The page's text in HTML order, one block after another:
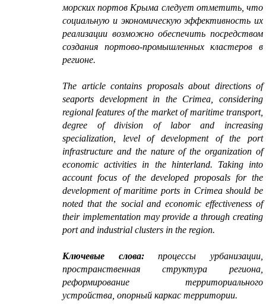
морских портов Крыма следует отметить, что
социальную и экономическую эффективность их
реализации возможно обеспечить посредством
создания портово-промышленных кластеров в
регионе.
The article contains proposals about directions of
seaports development in the Crimea, considering
regional features of the market of maritime transport,
degree of division of labor and increasing
specialization, level of development of the port
infrastructure and the nature of the organization of
economic activities in the hinterland. Taking into
account focus of the developed proposals for the
development of maritime ports in Crimea should be
noted that the social and economic effectiveness of
their implementation may provide a through creating
port and industrial clusters in the region.
Ключевые слова:процессы урбанизации,
пространственная структура региона,
реформирование территориального
устройства, опорный каркас территории.